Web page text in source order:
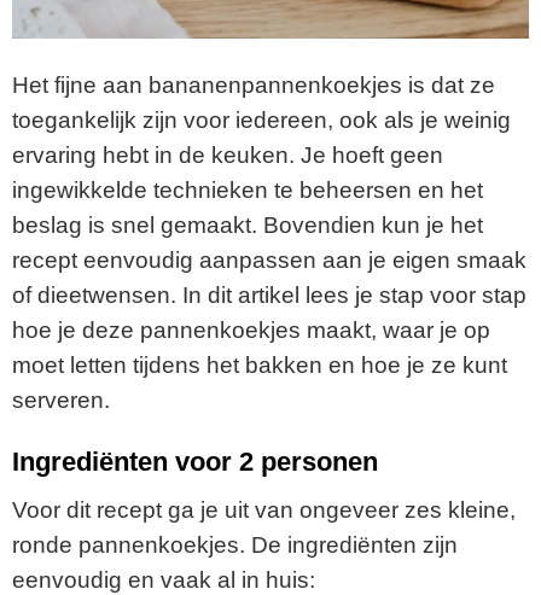
Het fijne aan bananenpannenkoekjes is dat ze
toegankelijk zijn voor iedereen, ook als je weinig
ervaring hebt in de keuken. Je hoeft geen
ingewikkelde technieken te beheersen en het
beslag is snel gemaakt. Bovendien kun je het
recept eenvoudig aanpassen aan je eigen smaak
of dieetwensen. In dit artikel lees je stap voor stap
hoe je deze pannenkoekjes maakt, waar je op
moet letten tijdens het bakken en hoe je ze kunt
serveren.
Ingrediënten voor 2 personen
Voor dit recept ga je uit van ongeveer zes kleine,
ronde pannenkoekjes. De ingrediënten zijn
eenvoudig en vaak al in huis: